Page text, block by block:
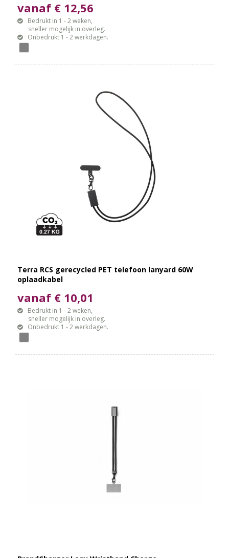
vanaf € 12,56
Bedrukt in 1 - 2 weken,
sneller mogelijk in overleg.
Onbedrukt 1 - 2 werkdagen.
Terra RCS gerecycled PET telefoon lanyard 60W
oplaadkabel
vanaf € 10,01
Bedrukt in 1 - 2 weken,
sneller mogelijk in overleg.
Onbedrukt 1 - 2 werkdagen.